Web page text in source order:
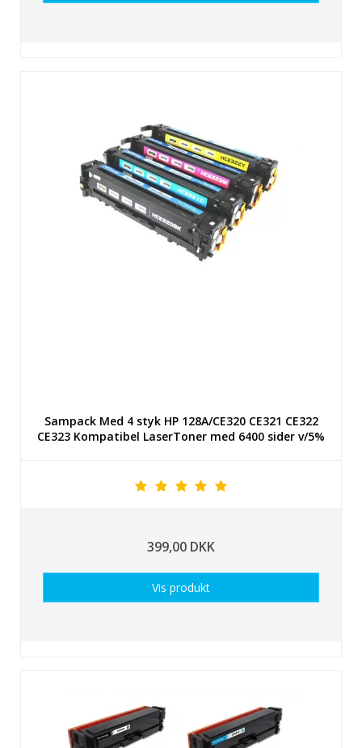
Sampack Med 4 styk HP 128A/CE320 CE321 CE322
CE323 Kompatibel LaserToner med 6400 sider v/5%
399,00 DKK
Vis produkt